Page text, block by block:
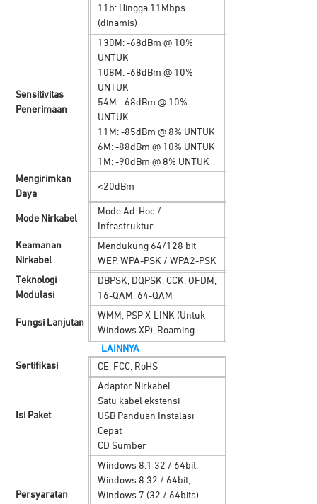
11b: Hingga 11Mbps
(dinamis)
Sensitivitas
Penerimaan
130M: -68dBm @ 10%
UNTUK
108M: -68dBm @ 10%
UNTUK
54M: -68dBm @ 10%
UNTUK
11M: -85dBm @ 8% UNTUK
6M: -88dBm @ 10% UNTUK
1M: -90dBm @ 8% UNTUK
Mengirimkan
Daya
<20dBm
Mode Nirkabel
Mode Ad-Hoc /
Infrastruktur
Keamanan
Nirkabel
Mendukung 64/128 bit
WEP, WPA-PSK / WPA2-PSK
Teknologi
Modulasi
DBPSK, DQPSK, CCK, OFDM,
16-QAM, 64-QAM
Fungsi Lanjutan
WMM, PSP X-LINK (Untuk
Windows XP), Roaming
LAINNYA
Sertifikasi
CE, FCC, RoHS
Isi Paket
Adaptor Nirkabel
Satu kabel ekstensi
USB Panduan Instalasi
Cepat
CD Sumber
Persyaratan
Windows 8.1 32 / 64bit,
Windows 8 32 / 64bit,
Windows 7 (32 / 64bits),